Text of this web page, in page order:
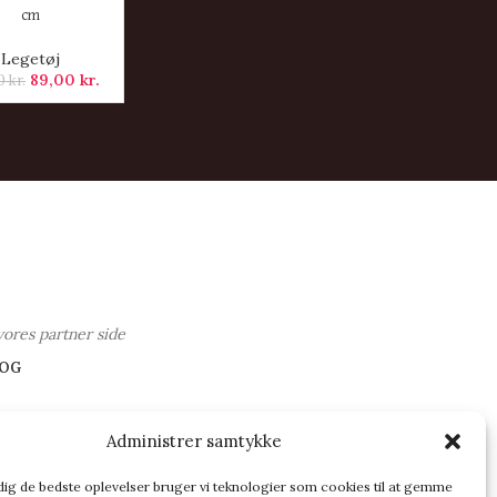
Administrer samtykke
de bedste oplevelser bruger vi teknologier som cookies til at gemme
cm
Legetøj
kr. 89,00kr.
partner side